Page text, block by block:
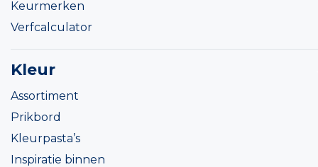
Keurmerken
Verfcalculator
Kleur
Assortiment
Prikbord
Kleurpasta’s
Inspiratie binnen